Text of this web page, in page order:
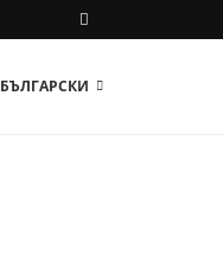
БЪЛГАРСКИ